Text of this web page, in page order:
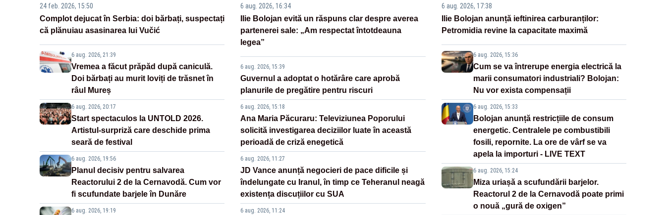
24 feb. 2026, 15:50
Complot dejucat în Serbia: doi bărbați, suspectați
că plănuiau asasinarea lui Vučić
6 aug. 2026, 21:39
Vremea a făcut prăpăd după caniculă.
Doi bărbați au murit loviți de trăsnet în
râul Mureș
6 aug. 2026, 20:17
Start spectaculos la UNTOLD 2026.
Artistul-surpriză care deschide prima
seară de festival
6 aug. 2026, 19:56
Planul decisiv pentru salvarea
Reactorului 2 de la Cernavodă. Cum vor
fi scufundate barjele în Dunăre
6 aug. 2026, 19:19
6 aug. 2026, 16:34
Ilie Bolojan evită un răspuns clar despre averea
partenerei sale: „Am respectat întotdeauna
legea”
6 aug. 2026, 15:39
Guvernul a adoptat o hotărâre care aprobă
planurile de pregătire pentru riscuri
6 aug. 2026, 15:18
Ana Maria Păcuraru: Televiziunea Poporului
solicită investigarea deciziilor luate în această
perioadă de criză enegetică
6 aug. 2026, 11:27
JD Vance anunță negocieri de pace dificile și
îndelungate cu Iranul, în timp ce Teheranul neagă
existența discuțiilor cu SUA
6 aug. 2026, 11:24
6 aug. 2026, 17:38
Ilie Bolojan anunță ieftinirea carburanților:
Petromidia revine la capacitate maximă
6 aug. 2026, 15:36
Cum se va întrerupe energia electrică la
marii consumatori industriali? Bolojan:
Nu vor exista compensații
6 aug. 2026, 15:33
Bolojan anunță restricțiile de consum
energetic. Centralele pe combustibili
fosili, repornite. La ore de vârf se va
apela la importuri - LIVE TEXT
6 aug. 2026, 15:24
Miza uriașă a scufundării barjelor.
Reactorul 2 de la Cernavodă poate primi
o nouă „gură de oxigen”